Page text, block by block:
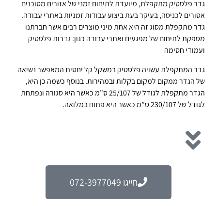
גדר פלסטיק מתקפלת, מיועדת לתיחום זמני של אזורים מסוכנים
אסורים לכניסה, בעיקר בעת ביצוע עבודות זמניות באתרי עבודה.
גדר מתקפלת מסוג זה היא אחת מיני מוצרים רבים אשר חברתנו
מספקת לתיחום של מפגעים ואתרי עבודה כגון: גדרות פלסטיק
ועמודי חסימה
גדר המתקפלת עשויה פלסטיק במשקל קל יחסית המאפשר נשיאה
של הגדר ממקום למקום בקלות ובמהירות. בנוסף כשמה כן היא,
הגדר מתקפלת לגודל של 25/107 ס”מ כאשר היא סגורה ונפתחת
לגודל של 230/107 ס”מ כאשר היא פתוח במלואה.
חייגו 072-3977049